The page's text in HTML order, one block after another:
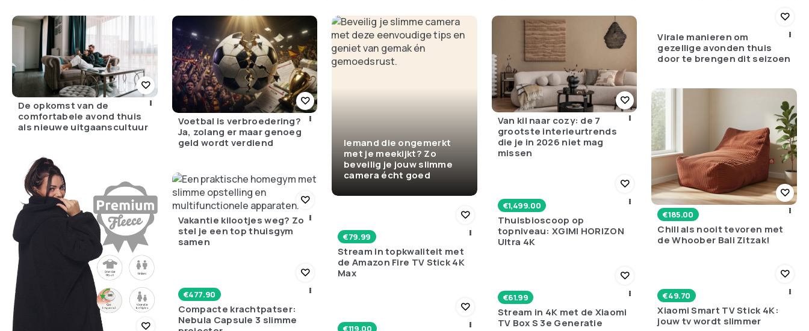
De opkomst van de
comfortabele avond thuis
als nieuwe uitgaanscultuur
Voetbal is verbroedering?
Ja, zolang er maar genoeg
geld wordt verdiend
Iemand die ongemerkt
met je meekijkt? Zo
beveilig je jouw slimme
camera écht goed
Van kil naar cozy: de 7
grootste interieurtrends
die je in 2026 niet mag
missen
Virale manieren om
gezellige avonden thuis
door te brengen dit seizoen
€185.00
Chill als nooit tevoren met
de Whoober Bali Zitzak!
Vakantie kilootjes weg? Zo
stel je een top thuisgym
samen
€1,499.00
Thuisbioscoop op
topniveau: XGIMI HORIZON
Ultra 4K
€79.99
Stream in topkwaliteit met
de Amazon Fire TV Stick 4K
Max
€477.90
Compacte krachtpatser:
Nebula Capsule 3 slimme
€49.70
Xiaomi Smart TV Stick 4K:
jouw tv wordt slimmer
€61.99
Stream in 4K met de Xiaomi
TV Box S 3e Generatie
€119.00